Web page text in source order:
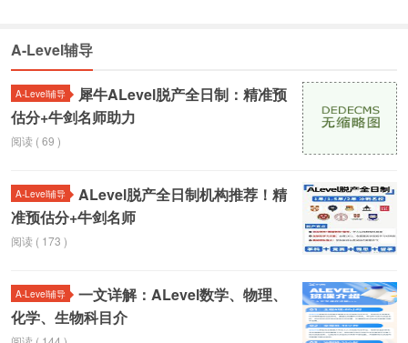
A-Level辅导
A-Level辅导
犀牛ALevel脱产全日制：精准预
估分+牛剑名师助力
阅读 ( 69 )
A-Level辅导
ALevel脱产全日制机构推荐！精
准预估分+牛剑名师
阅读 ( 173 )
A-Level辅导
一文详解：ALevel数学、物理、
化学、生物科目介